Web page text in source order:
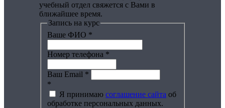
учебный отдел свяжется с Вами в
ближайшее время.
Запись на курс
Ваше ФИО *
Номер телефона *
Ваш Email *
*
Я принимаю соглашение сайта об
обработке персональных данных.